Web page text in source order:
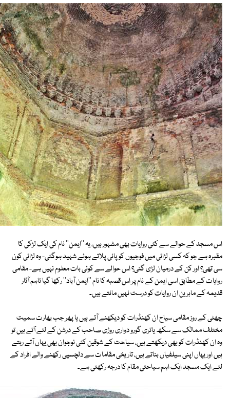
اس مسجد کے حوالے سے کئی روایات بھی مشہور ہیں، یہ ''ایمن'' نام کی ایک لڑکی کا
مقبرہ ہے جو کہ کسی لڑائی میں فوجیوں کو پانی پلاتے ہوئے شہید ہوگئی- وہ لڑائی کون
سی تھی؟ اور کن کے درمیان لڑی گئی؟ اس حوالے سے کوئی بات معلوم نہیں ہے- مقامی
روایات کے مطابق اسی ایمن کے نام پر اس قصبہ کا نام ''ایمن آباد'' رکھا گیا تاہم آثار
قدیمہ کے ماہرین ان روایات کو درست نہیں مانتے ہیں۔
چھٹی کے روز مقامی سیاح ان کھنڈرات کو دیکھنے آتے ہیں یا پھر جب بھارت سمیت
مختلف ممالک سے سکھ یاتری گورو دواری روڑی صاحب کے درشن کے لئے آتے ہیں تو
وہ ان کھنڈرات کو بھی دیکھتے ہیں، سیاحت کے شوقین کئی نوجوان بھی یہاں آتے رہتے
ہیں اور یہاں اپنی سیلفیاں بناتے ہیں، تاریخی مقامات سے دلچسپی رکھنے والے افراد کے
لئے ایک مسجد ایک اہم سیاحتی مقام کا درجہ رکھتی ہے۔